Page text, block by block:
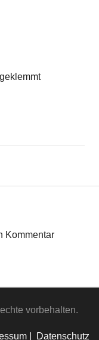
Kommentar
vorbehalten.
Datenschutz
|